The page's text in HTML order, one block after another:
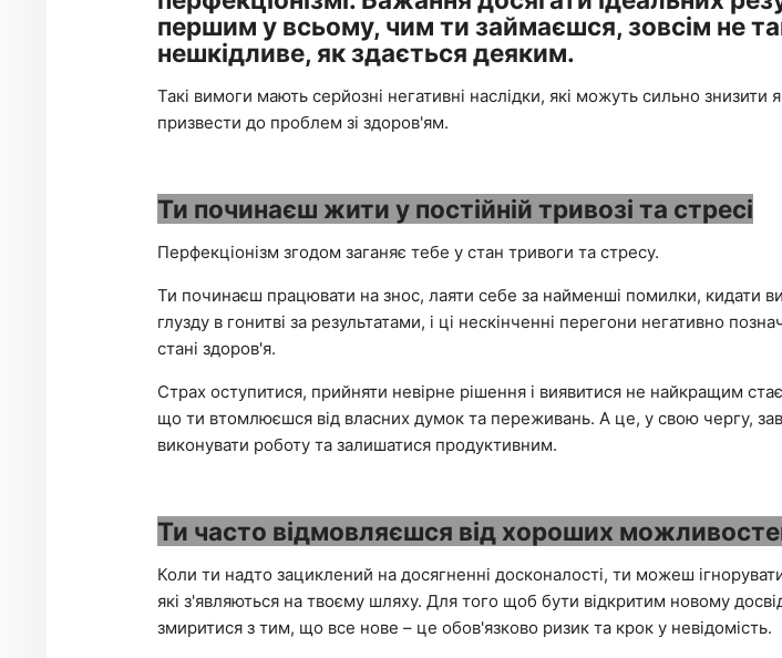
першим у всьому, чим ти займаєшся, зовсім не
нешкідливе, як здається деяким.
Такі вимоги мають серйозні негативні наслідки, які можуть сильно знизити
призвести до проблем зі здоров'ям.
Ти починаєш жити у постійній тривозі та стресі
Перфекціонізм згодом заганяє тебе у стан тривоги та стресу.
Ти починаєш працювати на знос, лаяти себе за найменші помилки, кидати
глузду в гонитві за результатами, і ці нескінченні перегони негативно
стані здоров'я.
Страх оступитися, прийняти невірне рішення і виявитися не найкращим
що ти втомлюєшся від власних думок та переживань. А це, у свою чергу,
виконувати роботу та залишатися продуктивним.
Ти часто відмовляєшся від хороших
Коли ти надто зациклений на досягненні досконалості, ти можеш
які з'являються на твоєму шляху. Для того щоб бути відкритим новому
змиритися з тим, що все нове – це обов'язково ризик та крок у невідомість.